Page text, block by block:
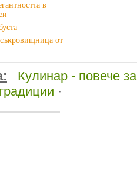
в
съкровищница от
Кулинар - повече
·